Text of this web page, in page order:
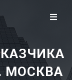
МОСКВА
Сбросить
Закрыть X